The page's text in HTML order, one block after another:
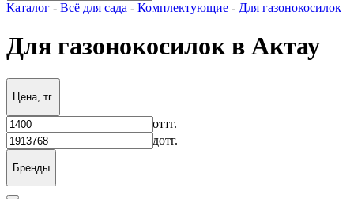
Каталог - Всё для сада - Комплектующие - Для газонокосилок
Для газонокосилок в Актау
Цена, тг.
оттг.
дотг.
Бренды